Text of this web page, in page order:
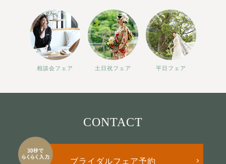
相談会フェア 土日祝フェア 平日フェア
CONTACT
ブライダルフェア予約